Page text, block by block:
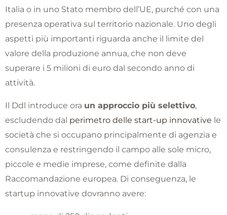
Italia o in uno Stato membro dell’UE, purché con una
presenza operativa sul territorio nazionale. Uno degli
aspetti più importanti riguarda anche il limite del
valore della produzione annua, che non deve
superare i 5 milioni di euro dal secondo anno di
attività.
Il Ddl introduce ora un approccio più selettivo,
escludendo dal perimetro delle start-up innovative le
società che si occupano principalmente di agenzia e
consulenza e restringendo il campo alle sole micro,
piccole e medie imprese, come definite dalla
Raccomandazione europea. Di conseguenza, le
startup innovative dovranno avere: